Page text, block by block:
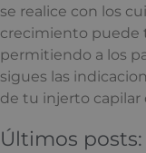
se realice con los
crecimiento puede
permitiendo a los
sigues las
de tu injerto
Últimos posts: